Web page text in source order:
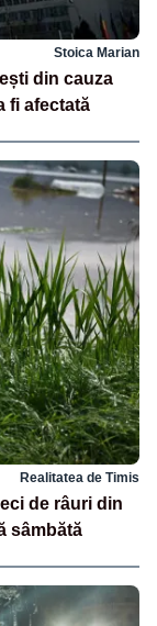
Stoica Marian
din cauza
fi afectată
Realitatea de Timis
de râuri din
sâmbătă